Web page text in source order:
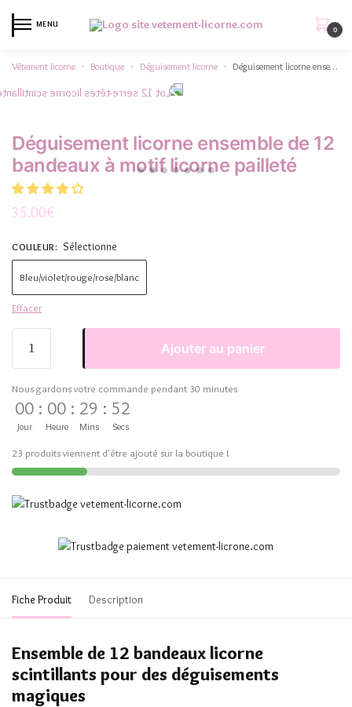
MENU
0
Vêtement licorne » Boutique » Déguisement licorne » Déguisement licorne ensemble de 12 bandeaux à motif licorne pailleté
Déguisement licorne ensemble de 12
bandeaux à motif licorne pailleté
35.00€
COULEUR: Sélectionne
Bleu/violet/rouge/rose/blanc
Effacer
Ajouter au panier
Nous gardons votre commande pendant 30 minutes
00
Jour
: 00
Heure
: 29
Mins
: 52
Secs
23 produits viennent d'être ajouté sur la boutique !
Fiche Produit Description
Ensemble de 12 bandeaux licorne
scintillants pour des déguisements
magiques